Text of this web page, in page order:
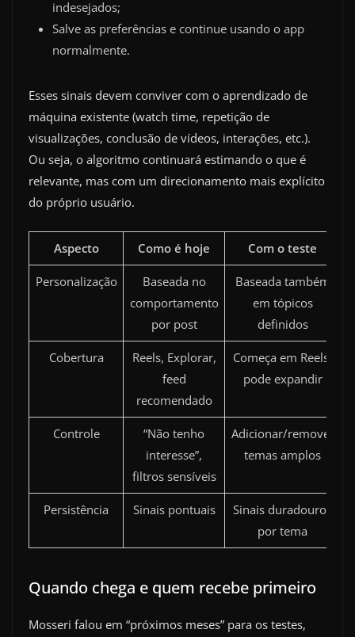
indesejados;
Salve as preferências e continue usando o app
normalmente.
Esses sinais devem conviver com o aprendizado de
máquina existente (watch time, repetição de
visualizações, conclusão de vídeos, interações, etc.).
Ou seja, o algoritmo continuará estimando o que é
relevante, mas com um direcionamento mais explícito
do próprio usuário.
Aspecto Como é hoje Com o teste
Personalização
Baseada no
comportamento
por post
Baseada também
em tópicos
definidos
Cobertura
Reels, Explorar,
feed
recomendado
Começa em Reels,
pode expandir
Controle
“Não tenho
interesse”,
filtros sensíveis
Adicionar/remover
temas amplos
Persistência Sinais pontuais
Sinais duradouros
por tema
Quando chega e quem recebe primeiro
Mosseri falou em “próximos meses” para os testes,